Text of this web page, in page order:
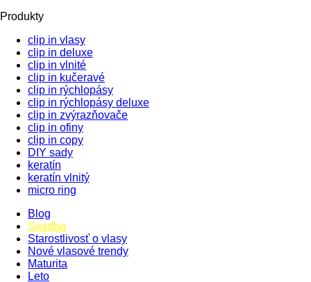
Produkty
clip in vlasy
clip in deluxe
clip in vlnité
clip in kučeravé
clip in rýchlopásy
clip in rýchlopásy deluxe
clip in zvýrazňovače
clip in ofiny
clip in copy
DIY sady
keratín
keratín vlnitý
micro ring
Blog
Svadba
Starostlivosť o vlasy
Nové vlasové trendy
Maturita
Leto